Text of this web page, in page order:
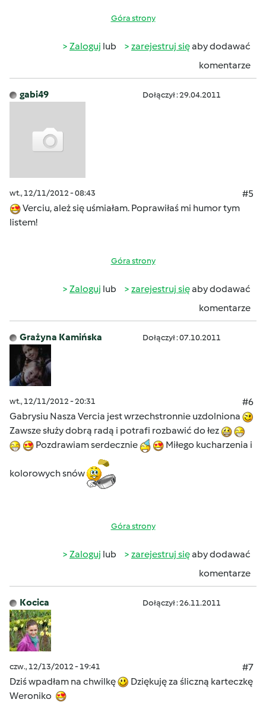
Góra strony
Zaloguj lub zarejestruj sięaby dodawać
komentarze
gabi49 Dołączył : 29.04.2011
wt., 12/11/2012 - 08:43
#5
Verciu, ależ się uśmiałam. Poprawiłaś mi humor tym
listem!
Góra strony
Zaloguj lub zarejestruj sięaby dodawać
komentarze
Grażyna Kamińska Dołączył : 07.10.2011
wt., 12/11/2012 - 20:31
#6
Gabrysiu Nasza Vercia jest wrzechstronnie uzdolniona
Zawsze służy dobrą radą i potrafi rozbawić do łez
Pozdrawiam serdecznie
Miłego kucharzenia i
kolorowych snów
Góra strony
Zaloguj lub zarejestruj sięaby dodawać
komentarze
Kocica Dołączył : 26.11.2011
czw., 12/13/2012 - 19:41
#7
Dziś wpadłam na chwilkę
Dziękuję za śliczną karteczkę
Weroniko